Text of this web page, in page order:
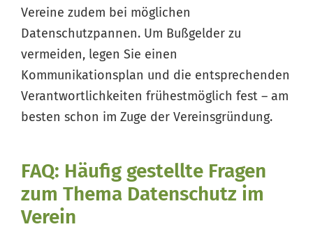
Vereine zudem bei möglichen
Datenschutzpannen. Um Bußgelder zu
vermeiden, legen Sie einen
Kommunikationsplan und die entsprechenden
Verantwortlichkeiten frühestmöglich fest – am
besten schon im Zuge der Vereinsgründung.
FAQ: Häufig gestellte Fragen
zum Thema Datenschutz im
Verein